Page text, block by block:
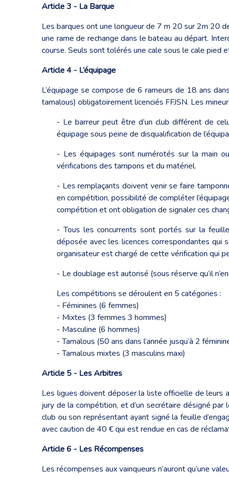
Article 3 - La Barque
Les barques ont une longueur de 7 m 20 sur 2m 20
une rame de rechange dans le bateau au départ.
course. Seuls sont tolérés une cale sous le cale pied
Article 4 - L’équipage
L’équipage se compose de 6 rameurs de 18 ans
tamalous) obligatoirement licenciés FFJSN. Les
- Le barreur peut être d’un club différent de
équipage sous peine de disqualification de
- Les équipages sont numérotés sur la main
vérifications des tampons et du matériel.
- Les remplaçants doivent venir se faire
en compétition, possibilité de compléter
compétition et ont obligation de signaler ces
- Tous les concurrents sont portés sur la
déposée avec les licences correspondantes qui
organisateur est chargé de cette vérification qui
- Le doublage est autorisé (sous réserve qu’il
Les compétitions se déroulent en 5 catégories :
- Féminines (6 femmes)
- Mixtes (3 femmes 3 hommes)
- Masculine (6 hommes)
- Tamalous (50 ans dans l’année jusqu’à 2
- Tamalous mixtes (3 masculins maxi)
Article 5 - Les Arbitres
Les ligues doivent déposer la liste officielle de leurs
jury de la compétition, et d’un secrétaire désigné
club ou son représentant ayant signé la feuille
avec caution de 40 € qui est rendue en cas de
Article 6 - Les Récompenses
Les récompenses aux vainqueurs n’auront qu’une